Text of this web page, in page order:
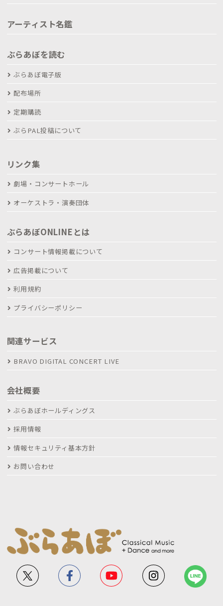
アーティスト名鑑
ぶらあぼを読む
ぶらあぼ電子版
配布場所
定期購読
ぶらPAL投稿について
リンク集
劇場・コンサートホール
オーケストラ・演奏団体
ぶらあぼONLINEとは
コンサート情報掲載について
広告掲載について
利用規約
プライバシーポリシー
関連サービス
BRAVO DIGITAL CONCERT LIVE
会社概要
ぶらあぼホールディングス
採用情報
情報セキュリティ基本方針
お問い合わせ